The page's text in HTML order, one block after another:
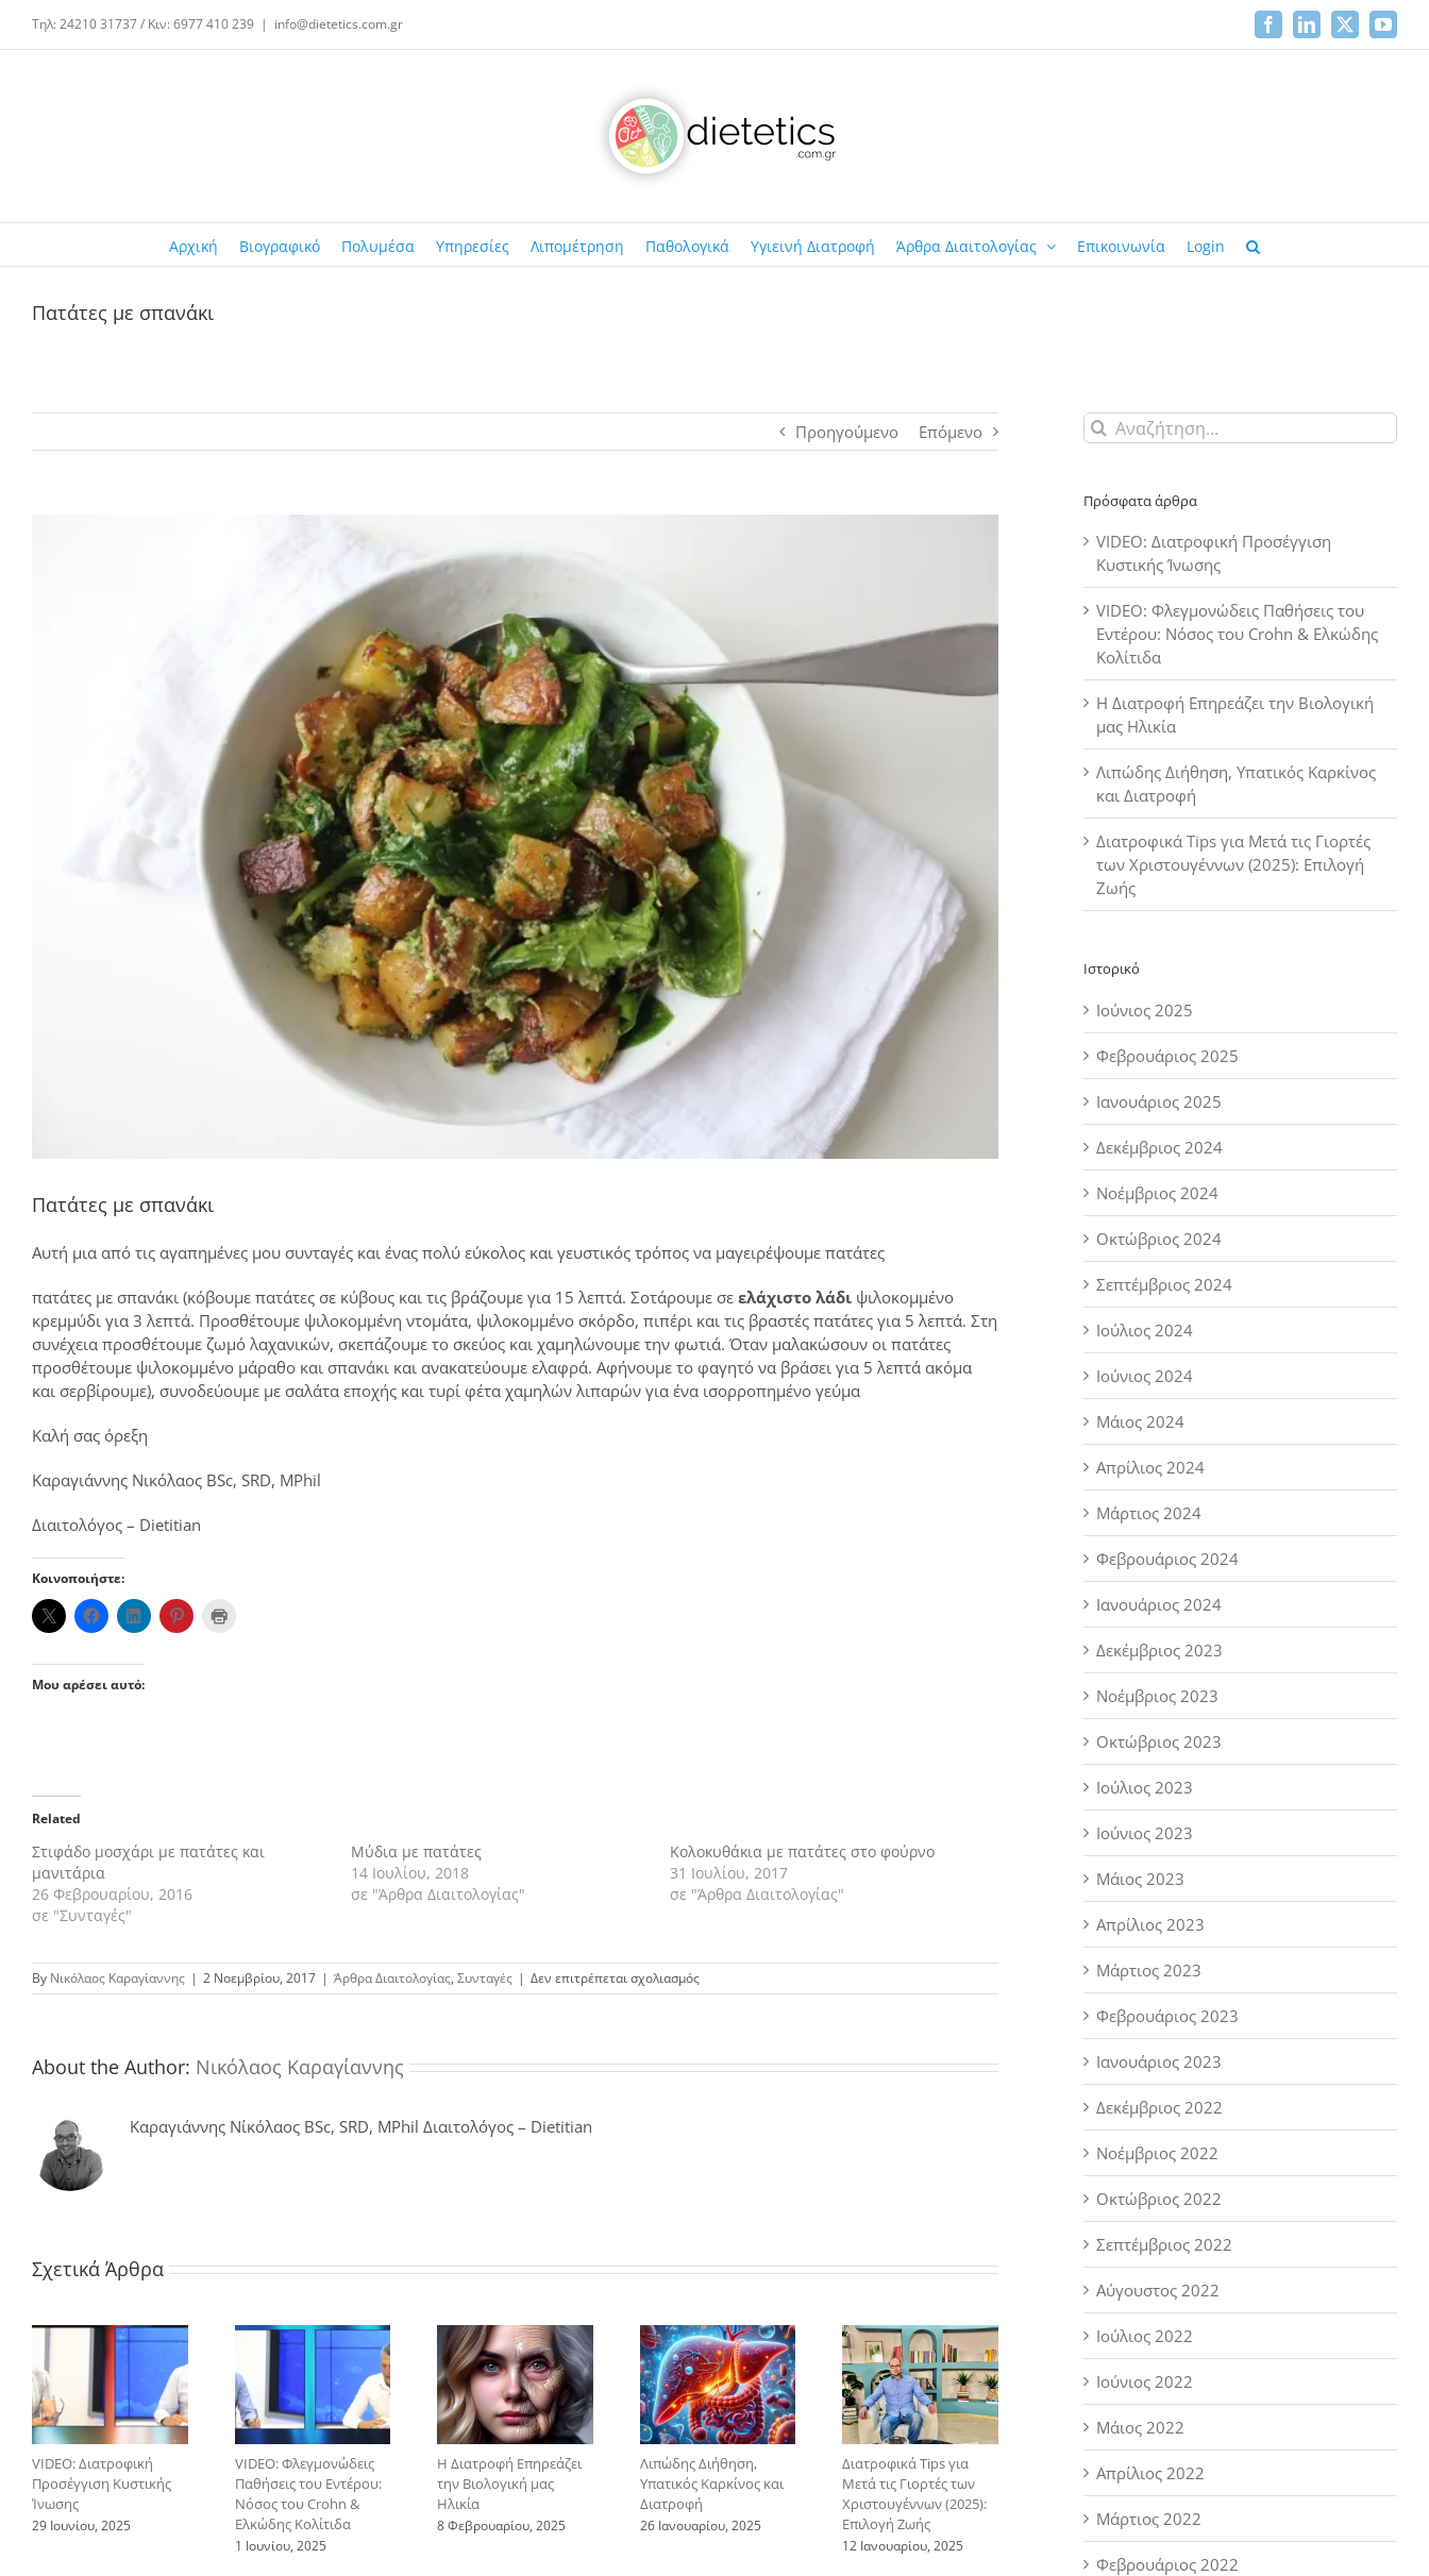
Τηλ: 24210 31737 / Κιν: 6977 410 239 | info@dietetics.com.gr FacebookLinkedIn
X
Αρχική Βιογραφικό Πολυμέσα Υπηρεσίες Λιπομέτρηση Παθολογικά Υγιεινή Διατροφή Άρθρα Διαιτολογίας Επικοινωνία Login
Πατάτες με σπανάκι
Προηγούμενο Επόμενο
Πατάτες με σπανάκι
Αυτή μια από τις αγαπημένες μου συνταγές και ένας πολύ εύκολος και γευστικός τρόπος να μαγειρέψουμε πατάτες
πατάτες με σπανάκι (κόβουμε πατάτες σε κύβους και τις βράζουμε για 15 λεπτά. Σοτάρουμε σε ελάχιστο λάδι ψιλοκομμένο
κρεμμύδι για 3 λεπτά. Προσθέτουμε ψιλοκομμένη ντομάτα, ψιλοκομμένο σκόρδο, πιπέρι και τις βραστές πατάτες για 5 λεπτά. Στη
συνέχεια προσθέτουμε ζωμό λαχανικών, σκεπάζουμε το σκεύος και χαμηλώνουμε την φωτιά. Όταν μαλακώσουν οι πατάτες
προσθέτουμε ψιλοκομμένο μάραθο και σπανάκι και ανακατεύουμε ελαφρά. Αφήνουμε το φαγητό να βράσει για 5 λεπτά ακόμα
και σερβίρουμε), συνοδεύουμε με σαλάτα εποχής και τυρί φέτα χαμηλών λιπαρών για ένα ισορροπημένο γεύμα
Καλή σας όρεξη
Καραγιάννης Νικόλαος BSc, SRD, MPhil
Διαιτολόγος – Dietitian
Κοινοποιήστε:
Μου αρέσει αυτό:
Related
Στιφάδο μοσχάρι με πατάτες και
μανιτάρια
26 Φεβρουαρίου, 2016
σε "Συνταγές"
Μύδια με πατάτες
14 Ιουλίου, 2018
σε "Άρθρα Διαιτολογίας"
Kολοκυθάκια με πατάτες στο φούρνο
31 Ιουλίου, 2017
σε "Άρθρα Διαιτολογίας"
By Νικόλαος Καραγίαννης | 2 Νοεμβρίου, 2017 | Άρθρα Διαιτολογίας, Συνταγές | Δεν επιτρέπεται σχολιασμόςστο
Πατάτες
About the Author: Νικόλαος Καραγίαννης
Καραγιάννης Νίκόλαος BSc, SRD, MPhil Διαιτολόγος – Dietitian
Σχετικά Άρθρα
VIDEO: Διατροφική
Προσέγγιση Κυστικής
Ίνωσης
29 Ιουνίου, 2025
VIDEO: Φλεγμονώδεις
Παθήσεις του Εντέρου:
Νόσος του Crohn &
Ελκώδης Κολίτιδα
1 Ιουνίου, 2025
Η Διατροφή Επηρεάζει
την Βιολογική μας
Ηλικία
8 Φεβρουαρίου, 2025
Λιπώδης Διήθηση,
Υπατικός Καρκίνος και
Διατροφή
26 Ιανουαρίου, 2025
Διατροφικά Tips για
Μετά τις Γιορτές των
Χριστουγέννων (2025):
Επιλογή Ζωής
12 Ιανουαρίου, 2025
Αναζήτηση
για:
Πρόσφατα άρθρα
VIDEO: Διατροφική Προσέγγιση
Κυστικής Ίνωσης
VIDEO: Φλεγμονώδεις Παθήσεις του
Εντέρου: Νόσος του Crohn & Ελκώδης
Κολίτιδα
Η Διατροφή Επηρεάζει την Βιολογική
μας Ηλικία
Λιπώδης Διήθηση, Υπατικός Καρκίνος
και Διατροφή
Διατροφικά Tips για Μετά τις Γιορτές
των Χριστουγέννων (2025): Επιλογή
Ζωής
Ιστορικό
Ιούνιος 2025
Φεβρουάριος 2025
Ιανουάριος 2025
Δεκέμβριος 2024
Νοέμβριος 2024
Οκτώβριος 2024
Σεπτέμβριος 2024
Ιούλιος 2024
Ιούνιος 2024
Μάιος 2024
Απρίλιος 2024
Μάρτιος 2024
Φεβρουάριος 2024
Ιανουάριος 2024
Δεκέμβριος 2023
Νοέμβριος 2023
Οκτώβριος 2023
Ιούλιος 2023
Ιούνιος 2023
Μάιος 2023
Απρίλιος 2023
Μάρτιος 2023
Φεβρουάριος 2023
Ιανουάριος 2023
Δεκέμβριος 2022
Νοέμβριος 2022
Οκτώβριος 2022
Σεπτέμβριος 2022
Αύγουστος 2022
Ιούλιος 2022
Ιούνιος 2022
Μάιος 2022
Απρίλιος 2022
Μάρτιος 2022
Φεβρουάριος 2022